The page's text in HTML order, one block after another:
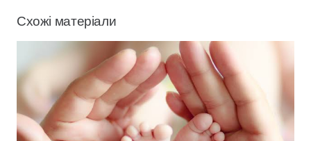
Схожі матеріали